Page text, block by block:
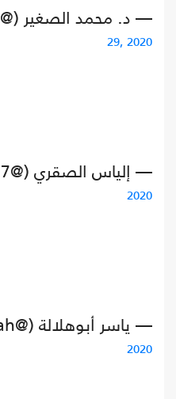
— د. محمد الصغير (@drassagheer)
29, 2020
— إلياس الصقري (@Elyas_937)
2020
— ياسر أبوهلالة (@abuhilalah)
2020